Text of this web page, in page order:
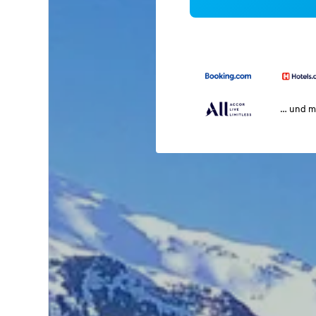
… und